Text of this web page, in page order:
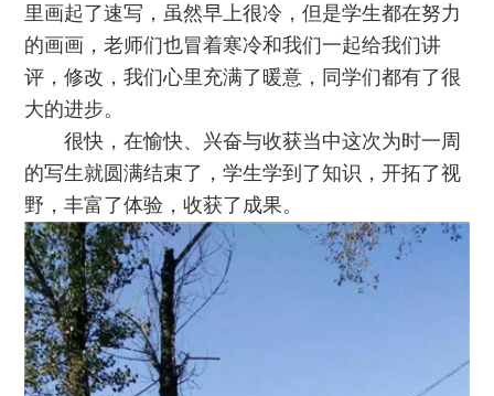
里画起了速写，虽然早上很冷，但是学生都在努力
的画画，老师们也冒着寒冷和我们一起给我们讲
评，修改，我们心里充满了暖意，同学们都有了很
大的进步。
很快，在愉快、兴奋与收获当中这次为时一周
的写生就圆满结束了，学生学到了知识，开拓了视
野，丰富了体验，收获了成果。